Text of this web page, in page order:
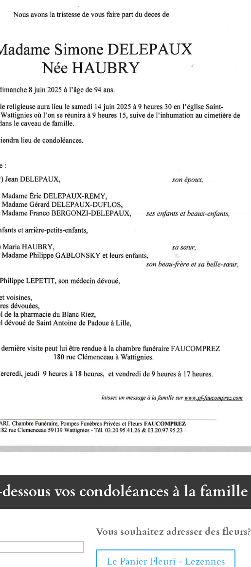
vos condoléances à la famille
Vous souhaitez adresser des fleurs?
Le Panier Fleuri - Lezennes